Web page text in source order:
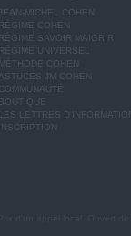
JEAN-MICHEL COHEN
RÉGIME COHEN
RÉGIME SAVOIR MAIGRIR
RÉGIME UNIVERSEL
ASTUCES JM COHEN
COMMUNAUTÉ
LES LETTRES D'INFORMATION
INSCRIPTION